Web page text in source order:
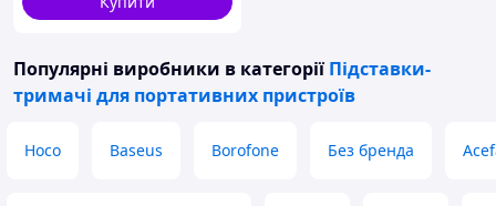
Популярні виробники в категорії Підставки-
тримачі для портативних пристроїв
Hoco Baseus Borofone Без бренда